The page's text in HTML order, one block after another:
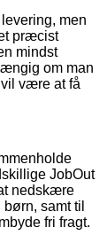
men
præcist
mindst
om man
være at få
JobOut
nedskære
samt til
fri fragt.